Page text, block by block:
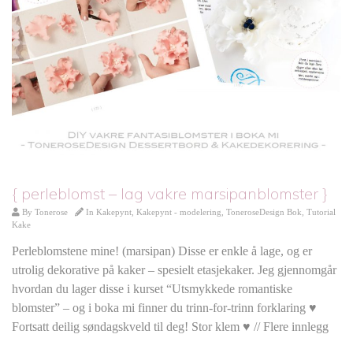
{ perleblomst – lag vakre marsipanblomster }
By Tonerose In Kakepynt Kakepynt - modelering ToneroseDesign Bok Tutorial
Kake
Perleblomstene mine! (marsipan) Disse er enkle å lage, og er
utrolig dekorative på kaker – spesielt etasjekaker. Jeg gjennomgår
hvordan du lager disse i kurset “Utsmykkede romantiske
blomster” – og i boka mi finner du trinn-for-trinn forklaring ♥
Fortsatt deilig søndagskveld til deg! Stor klem ♥ // Flere innlegg